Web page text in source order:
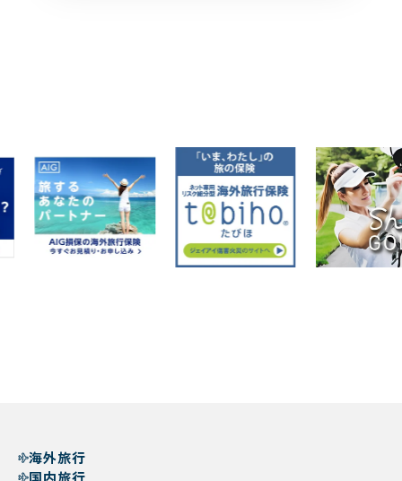
海外旅行
国内旅行